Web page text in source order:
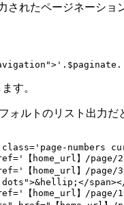
されたページネーショ
す。
ォルトのリスト出力
numbers
【home_url】/
【home_url】/
dots">&hellip;</
【home_url】/